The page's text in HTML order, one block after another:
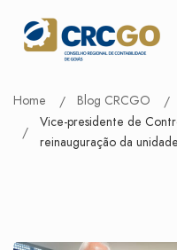
Home Blog CRCGO
Vice-presidente de
reinauguração da